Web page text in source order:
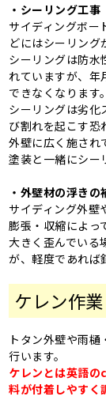
・シーリング工事
サイディングボー
どにはシーリング
シーリングは防水
れていますが、年
できなくなります。
シーリングは劣化
び割れを起こす恐
外壁に広く施され
塗装と一緒にシー
・外壁材の浮きの
サイディング外壁
膨張・収縮によっ
大きく歪んでいる
が、軽度であれば
ケレン作業
トタン外壁や雨
行います。
ケレンとは英語
料が付着しやすく